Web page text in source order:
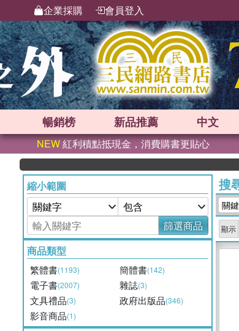
企業採購 會員登入
暢銷榜 新品推薦 中文
NEW紅利積點抵現金，消費購書更貼心
縮小範圍
篩選商品
商品類型
繁體書(1193) 簡體書(142)
電子書(2007) 雜誌(3)
文具禮品(3) 政府出版品(346)
影音商品(1)
搜
關
顯示